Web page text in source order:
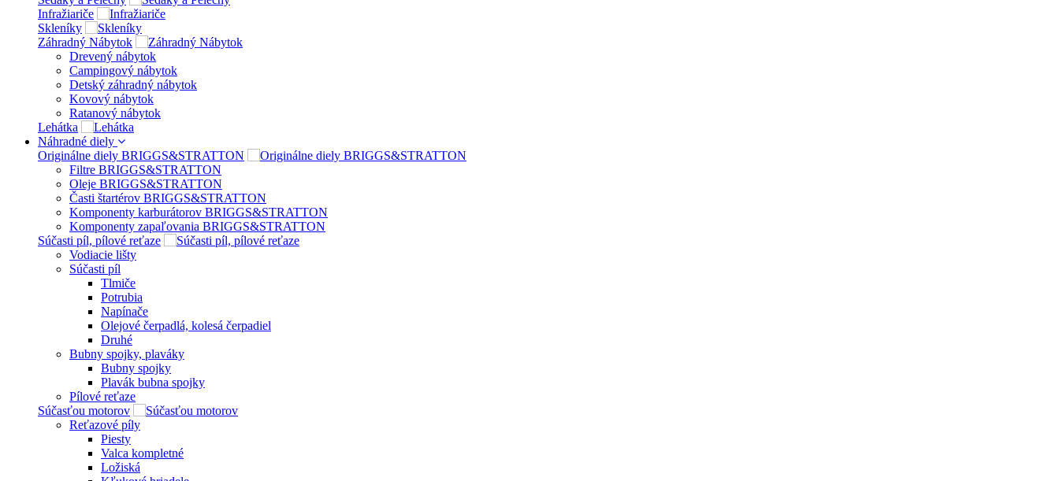
Infražiariče
Skleníky
Záhradný Nábytok
Drevený nábytok
Campingový nábytok
Detský záhradný nábytok
Kovový nábytok
Ratanový nábytok
Lehátka
Náhradné diely
Originálne diely BRIGGS&STRATTON
Filtre BRIGGS&STRATTON
Oleje BRIGGS&STRATTON
Časti štartérov BRIGGS&STRATTON
Komponenty karburátorov BRIGGS&STRATTON
Komponenty zapaľovania BRIGGS&STRATTON
Súčasti píl, pílové reťaze
Vodiacie lišty
Súčasti píl
Tlmiče
Potrubia
Napínače
Olejové čerpadlá, kolesá čerpadiel
Druhé
Bubny spojky, plaváky
Bubny spojky
Plavák bubna spojky
Pílové reťaze
Súčasťou motorov
Reťazové píly
Piesty
Valca kompletné
Ložiská